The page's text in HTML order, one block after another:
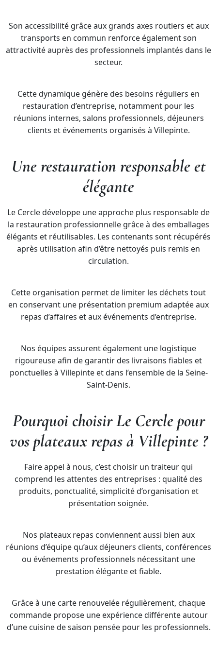
Son accessibilité grâce aux grands axes routiers et aux
transports en commun renforce également son
attractivité auprès des professionnels implantés dans le
secteur.
Cette dynamique génère des besoins réguliers en
restauration d’entreprise, notamment pour les
réunions internes, salons professionnels, déjeuners
clients et événements organisés à Villepinte.
Une restauration responsable et
élégante
Le Cercle développe une approche plus responsable de
la restauration professionnelle grâce à des emballages
élégants et réutilisables. Les contenants sont récupérés
après utilisation afin d’être nettoyés puis remis en
circulation.
Cette organisation permet de limiter les déchets tout
en conservant une présentation premium adaptée aux
repas d’affaires et aux événements d’entreprise.
Nos équipes assurent également une logistique
rigoureuse afin de garantir des livraisons fiables et
ponctuelles à Villepinte et dans l’ensemble de la Seine-
Saint-Denis.
Pourquoi choisir Le Cercle pour
vos plateaux repas à Villepinte ?
Faire appel à nous, c’est choisir un traiteur qui
comprend les attentes des entreprises : qualité des
produits, ponctualité, simplicité d’organisation et
présentation soignée.
Nos plateaux repas conviennent aussi bien aux
réunions d’équipe qu’aux déjeuners clients, conférences
ou événements professionnels nécessitant une
prestation élégante et fiable.
Grâce à une carte renouvelée régulièrement, chaque
commande propose une expérience différente autour
d’une cuisine de saison pensée pour les professionnels.